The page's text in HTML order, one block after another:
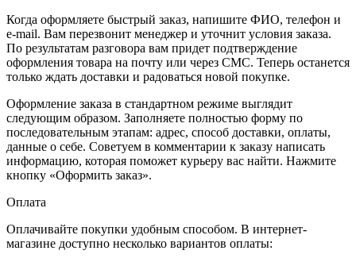
Когда оформляете быстрый заказ, напишите ФИО, телефон и
e-mail. Вам перезвонит менеджер и уточнит условия заказа.
По результатам разговора вам придет подтверждение
оформления товара на почту или через СМС. Теперь останется
только ждать доставки и радоваться новой покупке.
Оформление заказа в стандартном режиме выглядит
следующим образом. Заполняете полностью форму по
последовательным этапам: адрес, способ доставки, оплаты,
данные о себе. Советуем в комментарии к заказу написать
информацию, которая поможет курьеру вас найти. Нажмите
кнопку «Оформить заказ».
Оплата
Оплачивайте покупки удобным способом. В интернет-
магазине доступно несколько вариантов оплаты: